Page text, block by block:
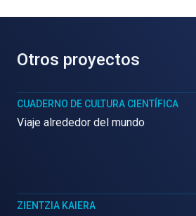
Otros proyectos
CUADERNO DE CULTURA CIENTÍFICA
Viaje alrededor del mundo
ZIENTZIA KAIERA